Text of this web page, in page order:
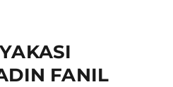
FANIL